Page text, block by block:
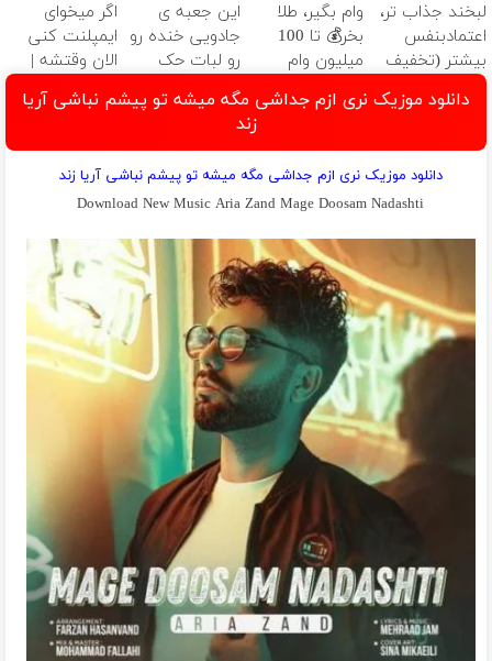
کننده خانگی
کند50%تخفیف
لبخند جذاب تر،
اعتمادبنفس
بیشتر (تخفیف
تا امشب)
وام بگیر، طلا
بخر💰 تا 100
میلیون وام
ضامن
این جعبه ی
جادویی خنده رو
رو لبات حک
میکنه
خرید40%تخفیف
اگر میخوای
ایمپلنت کنی
الان وقتشه |
میلیون تومان!!!
دانلود موزیک نری ازم جداشی مگه میشه تو پیشم نباشی آریا
زند
دانلود موزیک نری ازم جداشی مگه میشه تو پیشم نباشی آریا زند
Download New Music Aria Zand Mage Doosam Nadashti